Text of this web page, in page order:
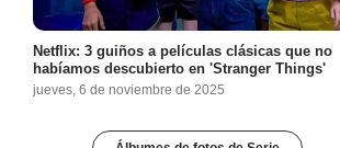
Netflix: 3 guiños a películas clásicas que no
habíamos descubierto en 'Stranger Things'
jueves, 6 de noviembre de 2025